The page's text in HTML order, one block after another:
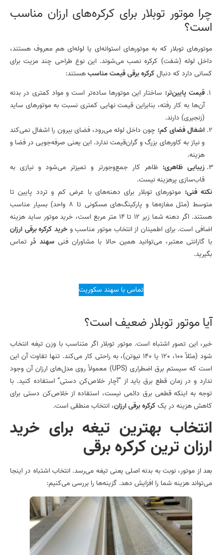
چرا موتور توبلار برای کرکره‌های ارزان مناسب
است؟
موتورهای توبلار که به موتورهای استوانه‌ای یا لوله‌ای هم معروف هستند،
داخل لوله (شفت) کرکره نصب می‌شوند. این نوع طراحی چند مزیت برای
کسانی دارد که دنبال کرکره برقی قیمت مناسبهستند:
قیمت پایین‌تر: ساختار این موتورها ساده‌تر است و مواد کمتری در بدنه
آن‌ها به کار رفته، بنابراین قیمت نهایی کمتری نسبت به موتورهای ساید
(زنجیری) دارند.
اشغال فضای کم: چون داخل لوله می‌رود، فضای بیرون را اشغال نمی‌کند
و نیاز به کاورهای بزرگ و گران‌قیمت ندارد. این یعنی صرفه‌جویی در فضا و
هزینه.
زیبایی ظاهری: ظاهر کار جمع‌وجورتر و تمیزتر می‌شود و نیازی به
قاب‌سازی پرهزینه نیست.
نکته فنی: موتورهای توبلار برای دهنه‌های با عرض کم و تردد پایین تا
متوسط (مثل مغازه‌ها و پارکینگ‌های مسکونی تا 8 واحد) بسیار مناسب
هستند. اگر دهنه شما زیر 12 تا 14 متر مربع است، خرید موتور ساید هزینه
اضافی است. برای اطمینان از انتخاب موتور مناسب و خرید کرکره برقی ارزان
با گارانتی معتبر، می‌توانید همین حالا با مشاوران فنی سهند دُرتماس
بگیرید.
تماس با سهند سکوریت
آیا موتور توبلار ضعیف است؟
خیر، این تصور اشتباه است. موتور توبلار اگر متناسب با وزن تیغه انتخاب
شود (مثلاً 100، 120 یا 140 نیوتن)، به راحتی کار می‌کند. تنها تفاوت آن این
است که سیستم برق اضطراری (UPS) معمولاً روی مدل‌های ارزان آن وجود
ندارد و در زمان قطع برق باید از “آچار خلاص‌کن دستی” استفاده کنید. با
توجه به اینکه قطعی برق دائمی نیست، استفاده از خلاص‌کن دستی برای
کاهش هزینه در یک کرکره برقی ارزان، انتخاب منطقی است.
انتخاب بهترین تیغه برای خرید
ارزان ترین کرکره برقی
بعد از موتور، نوبت به بدنه اصلی یعنی تیغه می‌رسد. انتخاب اشتباه در اینجا
می‌تواند هزینه شما را افزایش دهد. گزینه‌ها را بررسی می‌کنیم: